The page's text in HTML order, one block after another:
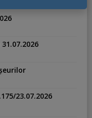
23.07.2026